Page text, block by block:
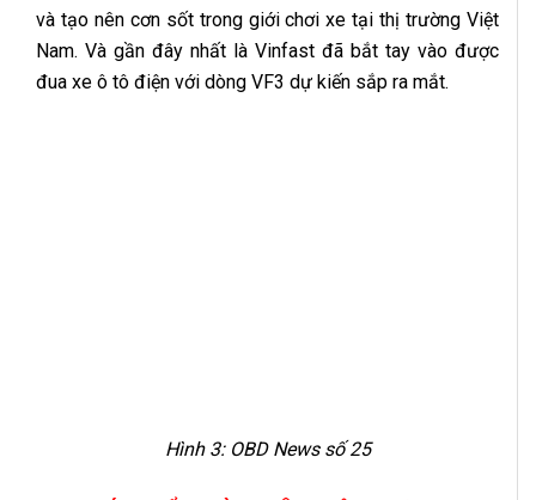
và tạo nên cơn sốt trong giới chơi xe tại thị trường Việt
Nam. Và gần đây nhất là Vinfast đã bắt tay vào được
đua xe ô tô điện với dòng VF3 dự kiến sắp ra mắt.
Hình 3:OBD News số 25